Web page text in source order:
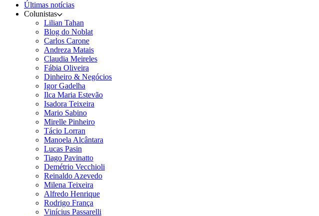
Últimas notícias
Colunistas
Lilian Tahan
Blog do Noblat
Carlos Carone
Andreza Matais
Claudia Meireles
Fábia Oliveira
Dinheiro & Negócios
Igor Gadelha
Ilca Maria Estevão
Isadora Teixeira
Mario Sabino
Mirelle Pinheiro
Tácio Lorran
Manoela Alcântara
Lucas Pasin
Tiago Pavinatto
Demétrio Vecchioli
Reinaldo Azevedo
Milena Teixeira
Alfredo Henrique
Rodrigo França
Vinícius Passarelli